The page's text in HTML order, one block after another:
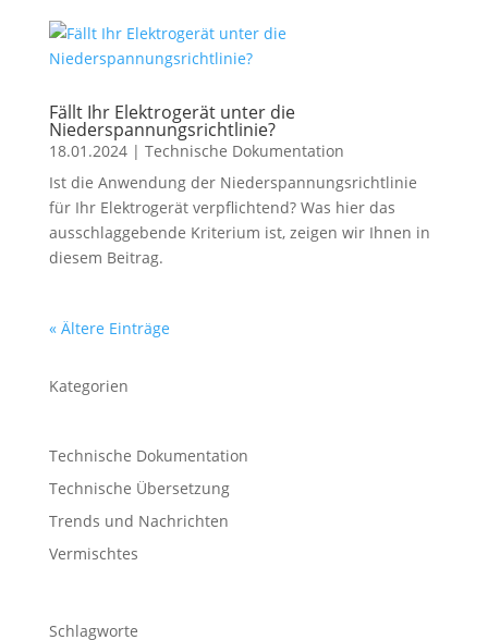
Fällt Ihr Elektrogerät unter die
Niederspannungsrichtlinie?
18.01.2024| Technische Dokumentation
Ist die Anwendung der Niederspannungsrichtlinie
für Ihr Elektrogerät verpflichtend? Was hier das
ausschlaggebende Kriterium ist, zeigen wir Ihnen in
diesem Beitrag.
« Ältere Einträge
Kategorien
Technische Dokumentation
Technische Übersetzung
Trends und Nachrichten
Vermischtes
Schlagworte